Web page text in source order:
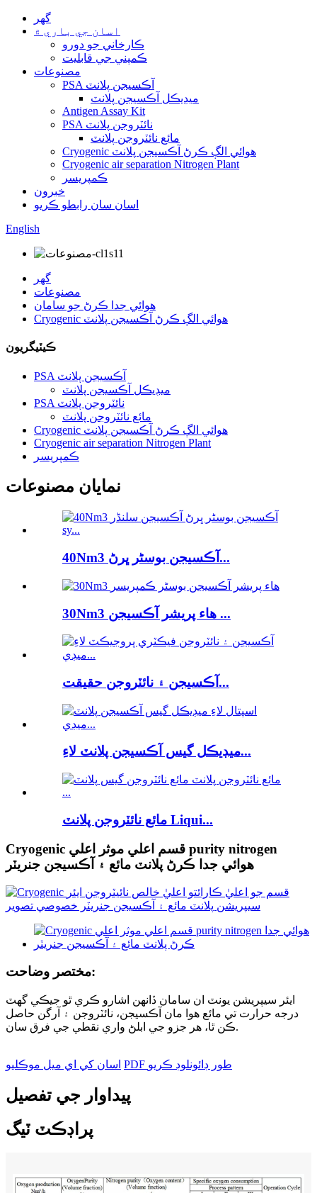
گهر
اسان جي باري ۾
ڪارخاني جو دورو
ڪمپني جي قابليت
مصنوعات
PSA آڪسيجن پلانٽ
ميڊيڪل آڪسيجن پلانٽ
Antigen Assay Kit
PSA نائٽروجن پلانٽ
مائع نائٽروجن پلانٽ
Cryogenic هوائي الڳ ڪرڻ آڪسيجن پلانٽ
Cryogenic air separation Nitrogen Plant
ڪمپريسر
خبرون
اسان سان رابطو ڪريو
English
گهر
مصنوعات
هوائي جدا ڪرڻ جو سامان
Cryogenic هوائي الڳ ڪرڻ آڪسيجن پلانٽ
ڪيٽيگريون
PSA آڪسيجن پلانٽ
ميڊيڪل آڪسيجن پلانٽ
PSA نائٽروجن پلانٽ
مائع نائٽروجن پلانٽ
Cryogenic هوائي الڳ ڪرڻ آڪسيجن پلانٽ
Cryogenic air separation Nitrogen Plant
ڪمپريسر
نمايان مصنوعات
40Nm3 آڪسيجن بوسٹر ڀرڻ...
30Nm3 هاء پريشر آڪسيجن ...
آڪسيجن ۽ نائٽروجن حقيقت...
ميڊيڪل گيس آڪسيجن پلانٽ لاءِ...
مائع نائٽروجن پلانٽ Liqui...
Cryogenic قسم اعلي موثر اعلي purity nitrogen
هوائي جدا ڪرڻ پلانٽ مائع ۽ آڪسيجن جنريٽر
مختصر وضاحت:
ايئر سيپريشن يونٽ ان سامان ڏانهن اشارو ڪري ٿو جيڪي گهٽ
درجه حرارت تي مائع هوا مان آڪسيجن، نائٽروجن ۽ آرگن حاصل
ڪن ٿا، هر جزو جي ابلڻ واري نقطي جي فرق سان.
اسان کي اي ميل موڪليو PDF طور ڊائونلوڊ ڪريو
پيداوار جي تفصيل
پراڊڪٽ ٽيگ